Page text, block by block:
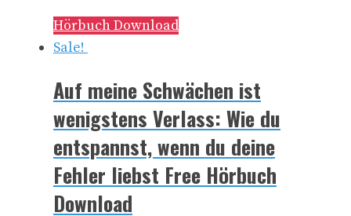
Hörbuch Download
Sale!
Auf meine Schwächen ist
wenigstens Verlass: Wie du
entspannst, wenn du deine
Fehler liebst Free Hörbuch
Download